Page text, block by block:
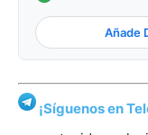
Añade
¡Síguenos en